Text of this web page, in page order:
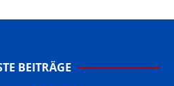
BEITRÄGE